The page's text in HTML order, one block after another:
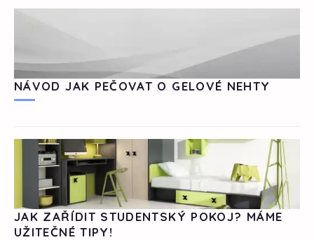
NÁVOD JAK PEČOVAT O GELOVÉ NEHTY
JAK ZAŘÍDIT STUDENTSKÝ POKOJ? MÁME
UŽITEČNÉ TIPY!